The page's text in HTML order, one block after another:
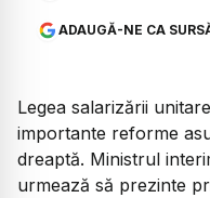
ADAUGĂ-NE CA
Legea salarizării
importante reforme
dreaptă. Ministrul
urmează să prezinte